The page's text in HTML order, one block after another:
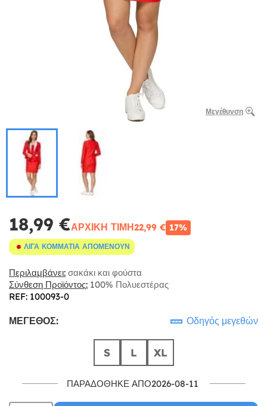
Μεγέθυνση
18,99 €ΑΡΧΙΚΉ ΤΙΜΉ22,99 € 17%
ΛΊΓΑ ΚΟΜΜΆΤΙΑ ΑΠΟΜΈΝΟΥΝ
Περιλαμβάνει: σακάκι και φούστα
Σύνθεση Προϊόντος: 100% Πολυεστέρας
REF: 100093-0
ΜΈΓΕΘΟΣ: Οδηγός μεγεθών
S L XL
ΠΑΡΑΔΌΘΗΚΕ ΑΠΌ2026-08-11